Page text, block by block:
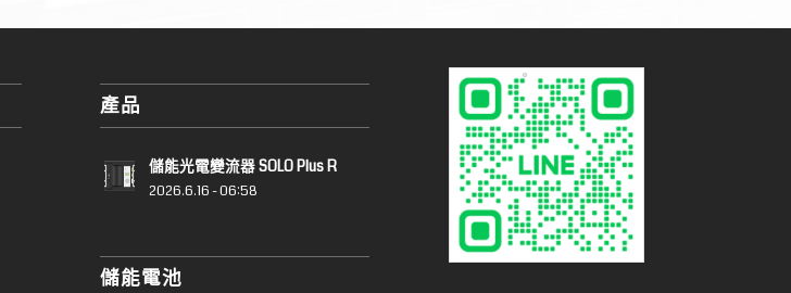
產品
儲能光電變流器 SOLO Plus R
2026.6.16 - 06:58
儲能電池